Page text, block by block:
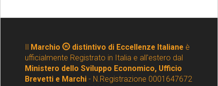
Marchio distintivo di Eccellenze Italianeè
ufficialmente Registrato in Italia e all'estero dal
Ministero dello Sviluppo Economico, Ufficio
Brevetti e Marchi - N.Registrazione 0001647672